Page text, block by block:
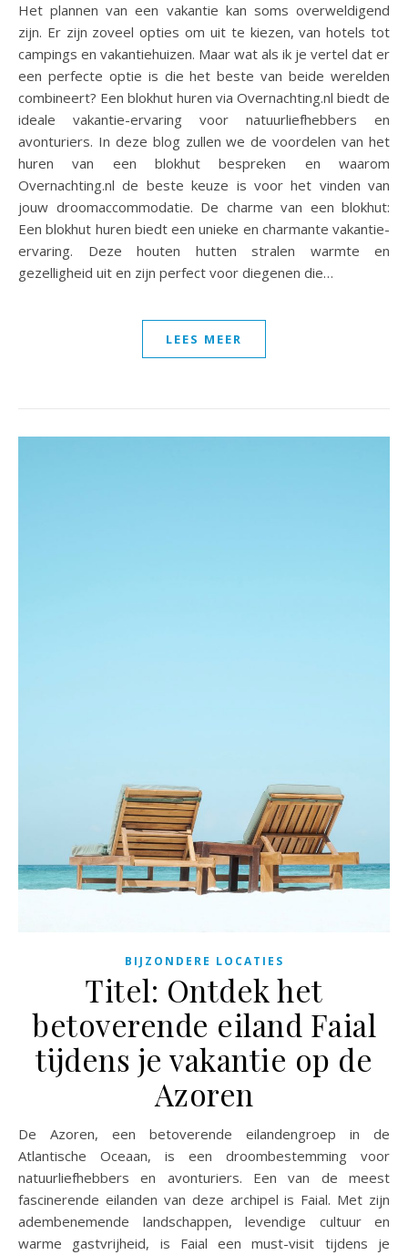
Het plannen van een vakantie kan soms overweldigend
zijn. Er zijn zoveel opties om uit te kiezen, van hotels tot
campings en vakantiehuizen. Maar wat als ik je vertel dat er
een perfecte optie is die het beste van beide werelden
combineert? Een blokhut huren via Overnachting.nl biedt de
ideale vakantie-ervaring voor natuurliefhebbers en
avonturiers. In deze blog zullen we de voordelen van het
huren van een blokhut bespreken en waarom
Overnachting.nl de beste keuze is voor het vinden van
jouw droomaccommodatie. De charme van een blokhut:
Een blokhut huren biedt een unieke en charmante vakantie-
ervaring. Deze houten hutten stralen warmte en
gezelligheid uit en zijn perfect voor diegenen die…
LEES MEER
BIJZONDERE LOCATIES
Titel: Ontdek het
betoverende eiland Faial
tijdens je vakantie op de
Azoren
De Azoren, een betoverende eilandengroep in de
Atlantische Oceaan, is een droombestemming voor
natuurliefhebbers en avonturiers. Een van de meest
fascinerende eilanden van deze archipel is Faial. Met zijn
adembenemende landschappen, levendige cultuur en
warme gastvrijheid, is Faial een must-visit tijdens je